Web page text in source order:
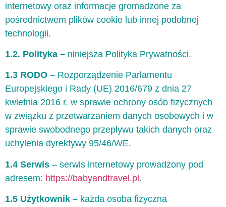
internetowy oraz informacje gromadzone za
pośrednictwem plików cookie lub innej podobnej
technologii.
1.2. Polityka – niniejsza Polityka Prywatności.
1.3 RODO – Rozporządzenie Parlamentu
Europejskiego i Rady (UE) 2016/679 z dnia 27
kwietnia 2016 r. w sprawie ochrony osób fizycznych
w związku z przetwarzaniem danych osobowych i w
sprawie swobodnego przepływu takich danych oraz
uchylenia dyrektywy 95/46/WE.
1.4 Serwis – serwis internetowy prowadzony pod
adresem: https://babyandtravel.pl.
1.5 Użytkownik – każda osoba fizyczna